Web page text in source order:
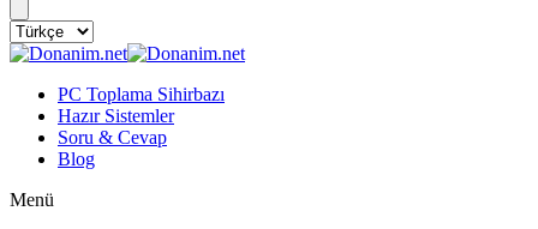
PC Toplama Sihirbazı
Hazır Sistemler
Soru & Cevap
Blog
Menü